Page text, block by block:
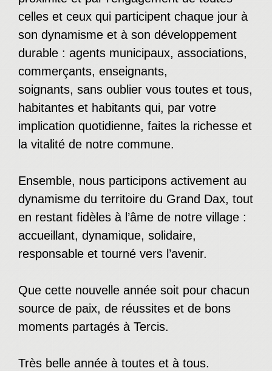
celles et ceux qui participent chaque jour à
son dynamisme et à son développement
durable : agents municipaux, associations,
commerçants, enseignants,
soignants, sans oublier vous toutes et tous,
habitantes et habitants qui, par votre
implication quotidienne, faites la richesse et
la vitalité de notre commune.
Ensemble, nous participons activement au
dynamisme du territoire du Grand Dax, tout
en restant fidèles à l’âme de notre village :
accueillant, dynamique, solidaire,
responsable et tourné vers l’avenir.
Que cette nouvelle année soit pour chacun
source de paix, de réussites et de bons
moments partagés à Tercis.
Très belle année à toutes et à tous.